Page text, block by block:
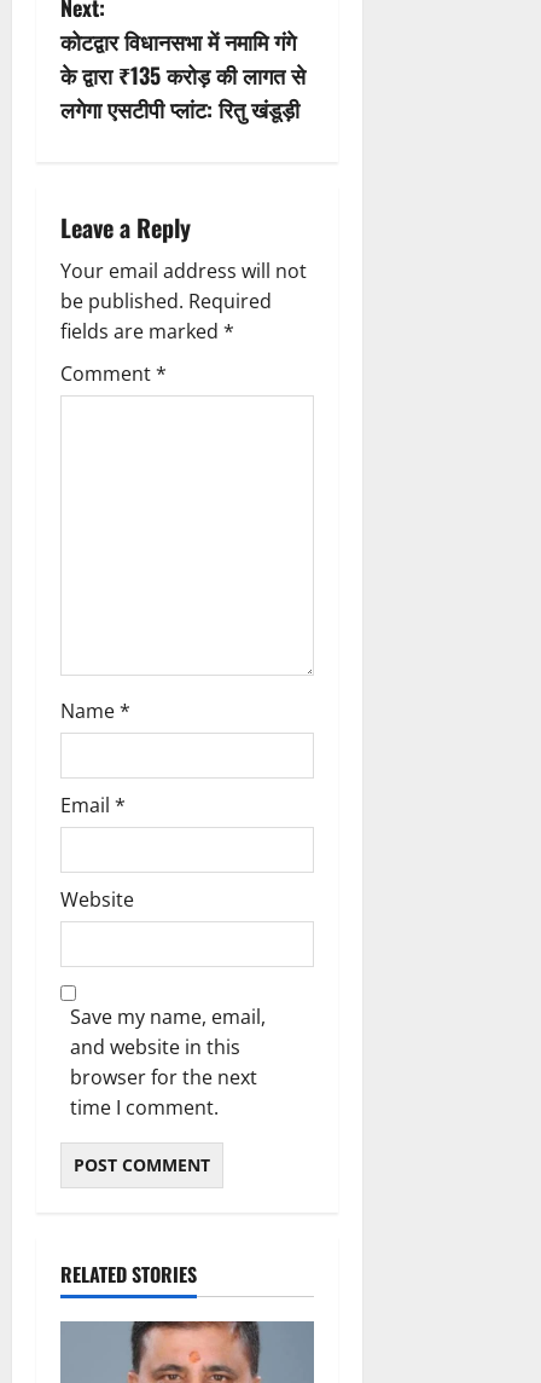
t
n
a
i
g
a
t
Next:
कोटद्वार विधानसभा में नमामि गंगे
के द्वारा ₹135 करोड़ की लागत से
लगेगा एसटीपी प्लांट: रितु खंडूड़ी
Leave a Reply
Your email address will not
be published. Required
fields are marked *
Comment*
Name*
Email *
Website
Save my name, email,
and website in this
browser for the next
time I comment.
RELATED STORIES